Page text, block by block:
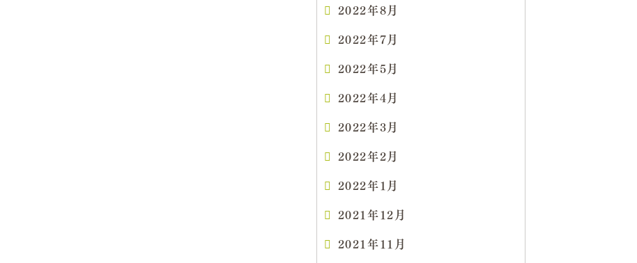
2022年8月
2022年7月
2022年5月
2022年4月
2022年3月
2022年2月
2022年1月
2021年12月
2021年11月